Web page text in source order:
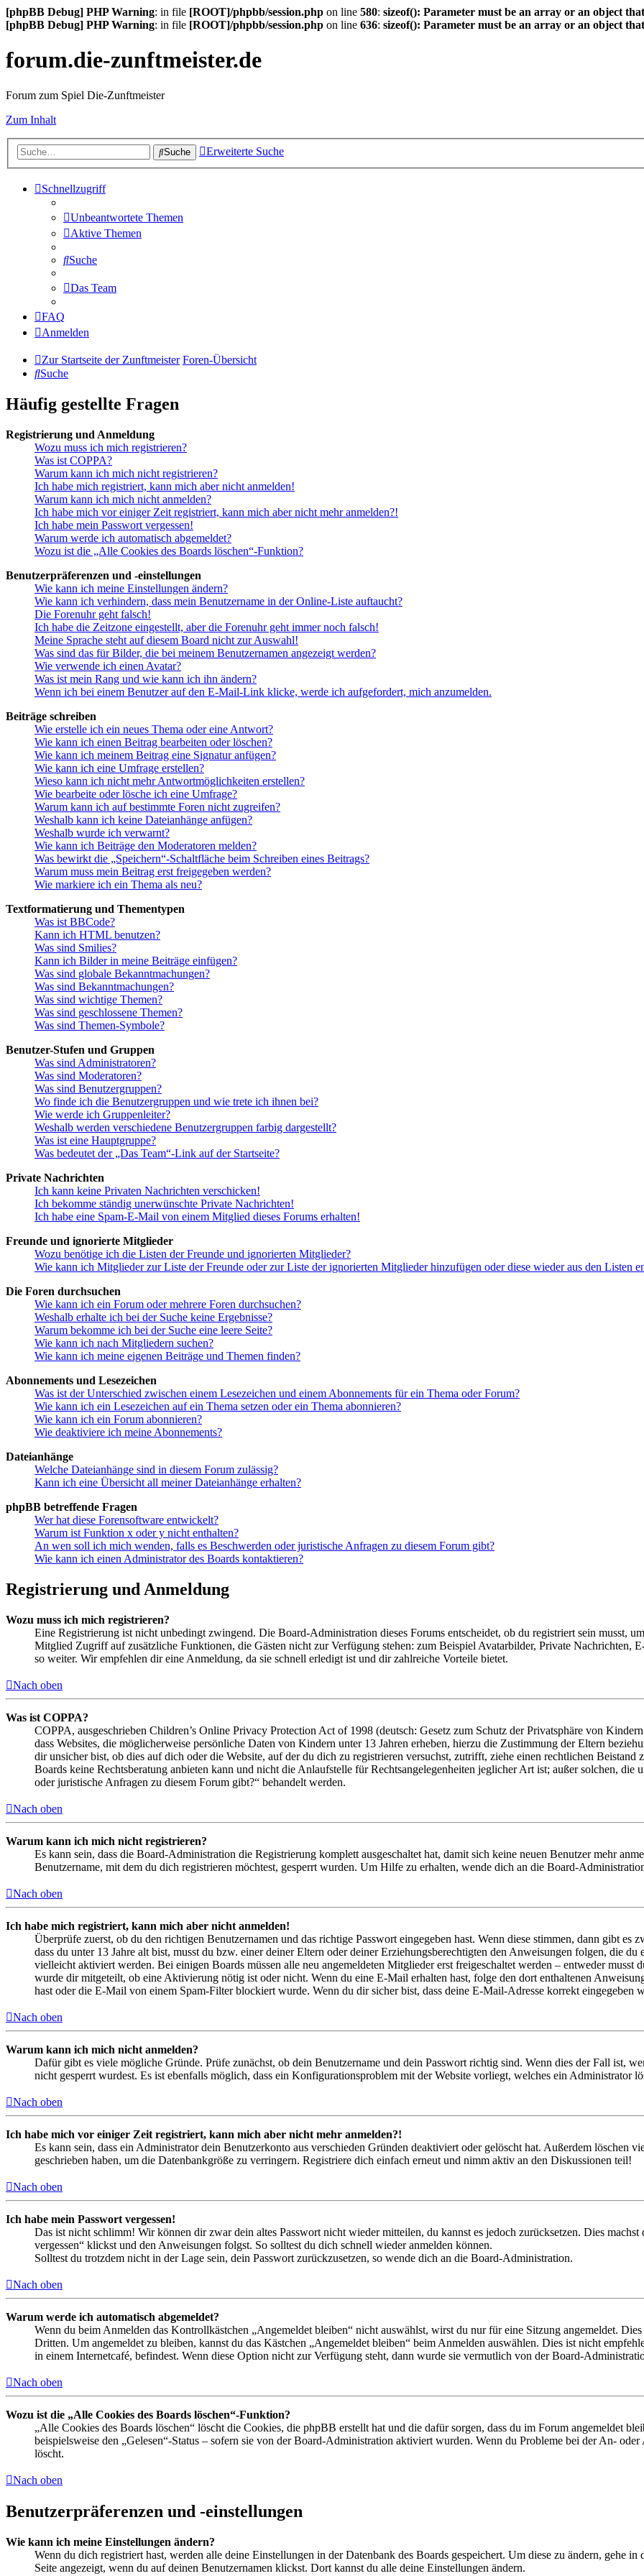
[phpBB Debug] PHP Warning: in file [ROOT]/phpbb/session.php on line 580: sizeof(): Parameter must be an array or an object
[phpBB Debug] PHP Warning: in file [ROOT]/phpbb/session.php on line 636: sizeof(): Parameter must be an array or an object
forum.die-zunftmeister.de
Forum zum Spiel Die-Zunftmeister
Zum Inhalt
Suche Erweiterte Suche
Schnellzugriff
Unbeantwortete Themen
Aktive Themen
Suche
Das Team
FAQ
Anmelden
Zur Startseite der Zunftmeister Foren-Übersicht
Suche
Häufig gestellte Fragen
Registrierung und Anmeldung
Wozu muss ich mich registrieren?
Was ist COPPA?
Warum kann ich mich nicht registrieren?
Ich habe mich registriert, kann mich aber nicht anmelden!
Warum kann ich mich nicht anmelden?
Ich habe mich vor einiger Zeit registriert, kann mich aber nicht mehr anmelden?!
Ich habe mein Passwort vergessen!
Warum werde ich automatisch abgemeldet?
Wozu ist die „Alle Cookies des Boards löschen“-Funktion?
Benutzerpräferenzen und -einstellungen
Wie kann ich meine Einstellungen ändern?
Wie kann ich verhindern, dass mein Benutzername in der Online-Liste auftaucht?
Die Forenuhr geht falsch!
Ich habe die Zeitzone eingestellt, aber die Forenuhr geht immer noch falsch!
Meine Sprache steht auf diesem Board nicht zur Auswahl!
Was sind das für Bilder, die bei meinem Benutzernamen angezeigt werden?
Wie verwende ich einen Avatar?
Was ist mein Rang und wie kann ich ihn ändern?
Wenn ich bei einem Benutzer auf den E-Mail-Link klicke, werde ich aufgefordert, mich anzumelden.
Beiträge schreiben
Wie erstelle ich ein neues Thema oder eine Antwort?
Wie kann ich einen Beitrag bearbeiten oder löschen?
Wie kann ich meinem Beitrag eine Signatur anfügen?
Wie kann ich eine Umfrage erstellen?
Wieso kann ich nicht mehr Antwortmöglichkeiten erstellen?
Wie bearbeite oder lösche ich eine Umfrage?
Warum kann ich auf bestimmte Foren nicht zugreifen?
Weshalb kann ich keine Dateianhänge anfügen?
Weshalb wurde ich verwarnt?
Wie kann ich Beiträge den Moderatoren melden?
Was bewirkt die „Speichern“-Schaltfläche beim Schreiben eines Beitrags?
Warum muss mein Beitrag erst freigegeben werden?
Wie markiere ich ein Thema als neu?
Textformatierung und Thementypen
Was ist BBCode?
Kann ich HTML benutzen?
Was sind Smilies?
Kann ich Bilder in meine Beiträge einfügen?
Was sind globale Bekanntmachungen?
Was sind Bekanntmachungen?
Was sind wichtige Themen?
Was sind geschlossene Themen?
Was sind Themen-Symbole?
Benutzer-Stufen und Gruppen
Was sind Administratoren?
Was sind Moderatoren?
Was sind Benutzergruppen?
Wo finde ich die Benutzergruppen und wie trete ich ihnen bei?
Wie werde ich Gruppenleiter?
Weshalb werden verschiedene Benutzergruppen farbig dargestellt?
Was ist eine Hauptgruppe?
Was bedeutet der „Das Team“-Link auf der Startseite?
Private Nachrichten
Ich kann keine Privaten Nachrichten verschicken!
Ich bekomme ständig unerwünschte Private Nachrichten!
Ich habe eine Spam-E-Mail von einem Mitglied dieses Forums erhalten!
Freunde und ignorierte Mitglieder
Wozu benötige ich die Listen der Freunde und ignorierten Mitglieder?
Wie kann ich Mitglieder zur Liste der Freunde oder zur Liste der ignorierten Mitglieder hinzufügen oder diese wieder aus den Listen
Die Foren durchsuchen
Wie kann ich ein Forum oder mehrere Foren durchsuchen?
Weshalb erhalte ich bei der Suche keine Ergebnisse?
Warum bekomme ich bei der Suche eine leere Seite?
Wie kann ich nach Mitgliedern suchen?
Wie kann ich meine eigenen Beiträge und Themen finden?
Abonnements und Lesezeichen
Was ist der Unterschied zwischen einem Lesezeichen und einem Abonnements für ein Thema oder Forum?
Wie kann ich ein Lesezeichen auf ein Thema setzen oder ein Thema abonnieren?
Wie kann ich ein Forum abonnieren?
Wie deaktiviere ich meine Abonnements?
Dateianhänge
Welche Dateianhänge sind in diesem Forum zulässig?
Kann ich eine Übersicht all meiner Dateianhänge erhalten?
phpBB betreffende Fragen
Wer hat diese Forensoftware entwickelt?
Warum ist Funktion x oder y nicht enthalten?
An wen soll ich mich wenden, falls es Beschwerden oder juristische Anfragen zu diesem Forum gibt?
Wie kann ich einen Administrator des Boards kontaktieren?
Registrierung und Anmeldung
Wozu muss ich mich registrieren?
Eine Registrierung ist nicht unbedingt zwingend. Die Board-Administration dieses Forums entscheidet, ob du registriert sein musst,
Mitglied Zugriff auf zusätzliche Funktionen, die Gästen nicht zur Verfügung stehen: zum Beispiel Avatarbilder, Private Nachrichten,
so weiter. Wir empfehlen dir eine Anmeldung, da sie schnell erledigt ist und dir zahlreiche Vorteile bietet.
Nach oben
Was ist COPPA?
COPPA, ausgeschrieben Children’s Online Privacy Protection Act of 1998 (deutsch: Gesetz zum Schutz der Privatsphäre von
dass Websites, die möglicherweise persönliche Daten von Kindern unter 13 Jahren erheben, hierzu die Zustimmung der Eltern
dir unsicher bist, ob dies auf dich oder die Website, auf der du dich zu registrieren versuchst, zutrifft, ziehe einen rechtlichen
Boards keine Rechtsberatung anbieten kann und nicht die Anlaufstelle für Rechtsangelegenheiten jeglicher Art ist; außer solchen,
oder juristische Anfragen zu diesem Forum gibt?“ behandelt werden.
Nach oben
Warum kann ich mich nicht registrieren?
Es kann sein, dass die Board-Administration die Registrierung komplett ausgeschaltet hat, damit sich keine neuen Benutzer mehr
Benutzername, mit dem du dich registrieren möchtest, gesperrt wurden. Um Hilfe zu erhalten, wende dich an die Board-
Nach oben
Ich habe mich registriert, kann mich aber nicht anmelden!
Überprüfe zuerst, ob du den richtigen Benutzernamen und das richtige Passwort eingegeben hast. Wenn diese stimmen, dann gibt es
dass du unter 13 Jahre alt bist, musst du bzw. einer deiner Eltern oder deiner Erziehungsberechtigten den Anweisungen folgen, die
vielleicht aktiviert werden. Bei einigen Boards müssen alle neu angemeldeten Mitglieder erst freigeschaltet werden – entweder musst
wurde dir mitgeteilt, ob eine Aktivierung nötig ist oder nicht. Wenn du eine E-Mail erhalten hast, folge den dort enthaltenen
hast oder die E-Mail von einem Spam-Filter blockiert wurde. Wenn du dir sicher bist, dass deine E-Mail-Adresse korrekt eingegeben
Nach oben
Warum kann ich mich nicht anmelden?
Dafür gibt es viele mögliche Gründe. Prüfe zunächst, ob dein Benutzername und dein Passwort richtig sind. Wenn dies der Fall ist,
nicht gesperrt wurdest. Es ist ebenfalls möglich, dass ein Konfigurationsproblem mit der Website vorliegt, welches ein Administrator
Nach oben
Ich habe mich vor einiger Zeit registriert, kann mich aber nicht mehr anmelden?!
Es kann sein, dass ein Administrator dein Benutzerkonto aus verschieden Gründen deaktiviert oder gelöscht hat. Außerdem löschen
geschrieben haben, um die Datenbankgröße zu verringern. Registriere dich einfach erneut und nimm aktiv an den Diskussionen teil!
Nach oben
Ich habe mein Passwort vergessen!
Das ist nicht schlimm! Wir können dir zwar dein altes Passwort nicht wieder mitteilen, du kannst es jedoch zurücksetzen. Dies
vergessen“ klickst und den Anweisungen folgst. So solltest du dich schnell wieder anmelden können.
Solltest du trotzdem nicht in der Lage sein, dein Passwort zurückzusetzen, so wende dich an die Board-Administration.
Nach oben
Warum werde ich automatisch abgemeldet?
Wenn du beim Anmelden das Kontrollkästchen „Angemeldet bleiben“ nicht auswählst, wirst du nur für eine Sitzung angemeldet.
Dritten. Um angemeldet zu bleiben, kannst du das Kästchen „Angemeldet bleiben“ beim Anmelden auswählen. Dies ist nicht
in einem Internetcafé, befindest. Wenn diese Option nicht zur Verfügung steht, dann wurde sie vermutlich von der Board-
Nach oben
Wozu ist die „Alle Cookies des Boards löschen“-Funktion?
„Alle Cookies des Boards löschen“ löscht die Cookies, die phpBB erstellt hat und die dafür sorgen, dass du im Forum angemeldet
beispielsweise den „Gelesen“-Status – sofern sie von der Board-Administration aktiviert wurden. Wenn du Probleme bei der An-
löscht.
Nach oben
Benutzerpräferenzen und -einstellungen
Wie kann ich meine Einstellungen ändern?
Wenn du dich registriert hast, werden alle deine Einstellungen in der Datenbank des Boards gespeichert. Um diese zu ändern, gehe
Seite angezeigt, wenn du auf deinen Benutzernamen klickst. Dort kannst du alle deine Einstellungen ändern.